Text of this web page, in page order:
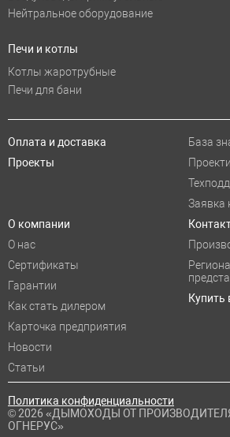
Нейтральное оборудование
Печи и котлы
Котлы жаротрубные
Печи для бани
Политика конфиденциальности
© 2026 «ДЫМОХОДЫ ОТ ПРОИЗВОДИТЕЛЯ
ОГНЕРУС»
Оплата и доставка
Проекты
База
Заявка
О компании
О нас
Сертификаты
Гарантии
Как стать дилером
Карточка предприятия
Новости
Статьи
Купить